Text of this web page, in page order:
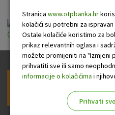
O nama
Opće informacije o
01.01.2026.pdf
Stranica www.otpbanka.hr
kolačići su potrebni za
Ostale kolačiće koristimo za
prikaz relevantnih oglasa i
možete promijeniti na "Izmjeni
prihvatiti sve ili samo
informacije o kolačićima i
Prihvati